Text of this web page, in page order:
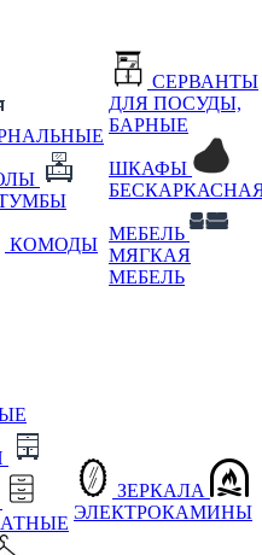
КОМОДЫ
СЕРВАНТЫ
ДЛЯ ПОСУДЫ,
БАРНЫЕ
ШКАФЫ
МЕБЕЛЬ
МЯГКАЯ
МЕБЕЛЬ
ЗЕРКАЛА
ЭЛЕКТРОКАМИНЫ